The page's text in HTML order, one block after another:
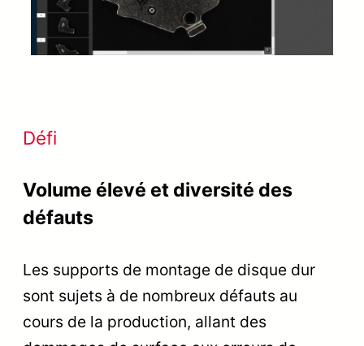
Défi
Volume élevé et diversité des
défauts
Les supports de montage de disque dur
sont sujets à de nombreux défauts au
cours de la production, allant des